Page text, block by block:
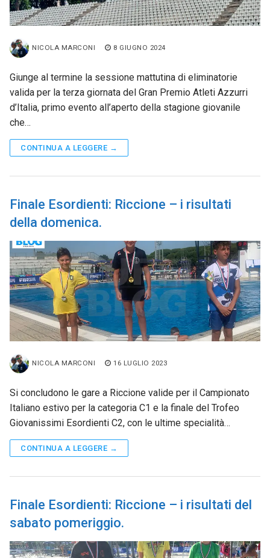
NICOLA MARCONI 8 GIUGNO 2024
Giunge al termine la sessione mattutina di eliminatorie
valida per la terza giornata del Gran Premio Atleti Azzurri
d’Italia, primo evento all’aperto della stagione giovanile
che…
CONTINUA A LEGGERE →
Finale Esordienti: Riccione – i risultati
della domenica.
NICOLA MARCONI 16 LUGLIO 2023
Si concludono le gare a Riccione valide per il Campionato
Italiano estivo per la categoria C1 e la finale del Trofeo
Giovanissimi Esordienti C2, con le ultime specialità…
CONTINUA A LEGGERE →
Finale Esordienti: Riccione – i risultati del
sabato pomeriggio.